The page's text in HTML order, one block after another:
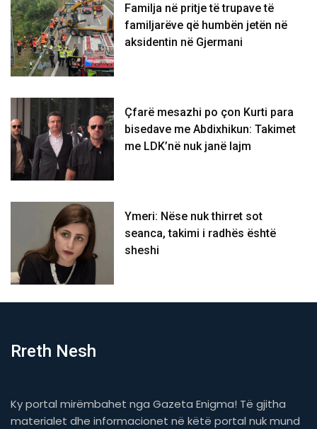
​Familja në pritje të trupave të
familjarëve që humbën jetën në
aksidentin në Gjermani
Çfarë mesazhi po çon Kurti para
bisedave me Abdixhikun: Takimet
me LDK’në nuk janë lajm
Ymeri: Nëse nuk thirret sot
seanca, takimi i radhës është
sheshi
Rreth Nesh
Ky portal mirëmbahet nga Gazeta Enigma! Të gjitha
materialet dhe informacionet në këtë portal nuk mund